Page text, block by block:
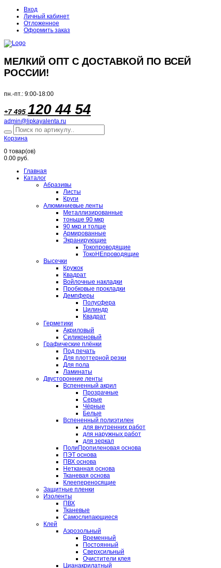
Вход
Личный кабинет
Отложенное
Оформить заказ
МЕЛКИЙ ОПТ С ДОСТАВКОЙ ПО ВСЕЙ
РОССИИ!
пн.-пт.: 9:00-18:00
+7 495 120 44 54
admin@lipkayalenta.ru
Корзина
0 товар(ов)
0.00 руб.
Главная
Каталог
Абразивы
Листы
Круги
Алюминиевые ленты
Металлизированные
тоньше 90 мкр
90 мкр и толще
Армированные
Экранирующие
Токопроводящие
ТокоНЕпроводящие
Высечки
Кружок
Квадрат
Войлочные накладки
Пробковые прокладки
Демпферы
Полусфера
Цилиндр
Квадрат
Герметики
Акриловый
Силиконовый
Графические плёнки
Под печать
Для плоттерной резки
Для пола
Ламинаты
Двусторонние ленты
Вспененный акрил
Прозрачные
Серые
Чёрные
Белые
Вспененный полиэтилен
для внутренних работ
для наружных работ
для зеркал
ПолиПропиленовая основа
ПЭТ основа
ПВХ основа
Нетканная основа
Тканевая основа
Клеепереносящие
Защитные пленки
Изоленты
ПВХ
Тканевые
Самослипающиеся
Клей
Аэрозольный
Временный
Постоянный
Сверхсильный
Очистители клея
Цианакрилатный